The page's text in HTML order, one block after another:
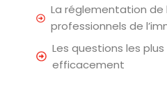
La réglementation de
professionnels de
Les questions les
efficacement